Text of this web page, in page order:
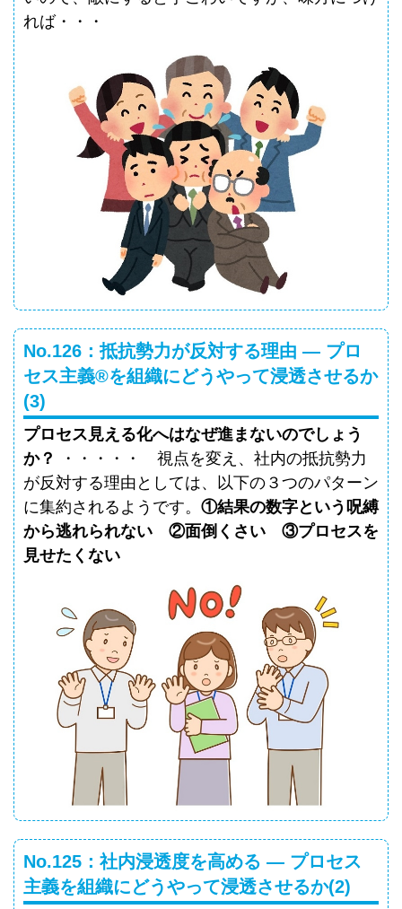
れば・・・
No.126：抵抗勢力が反対する理由 ― プロ
セス主義®を組織にどうやって浸透させるか
(3)
プロセス見える化へはなぜ進まないのでしょう
か？
・・・・・ 視点を変え、 社内の抵抗勢力
が反対する理由としては、以下の３つのパターン
に集約されるようです。 ①結果の数字という呪縛
から逃れられない ②面倒くさい ③プロセスを
見せたくない
No.125：社内浸透度を高める ― プロセス
主義を組織にどうやって浸透させるか(2)